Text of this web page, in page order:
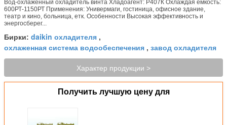
Вод-охлаженный охладитель винта Хладоагент: Р407К Охлаждая емкость:
600РТ-1150РТ Применения: Универмаги, гостиница, офисное здание,
театр и кино, больница, етк. Особенности Высокая эффективность и
энергосберег...
Бирки: daikin охладителя ,
охлаженная система водообеспечения , завод охладителя
Характер продукции >
Получить лучшую цену для